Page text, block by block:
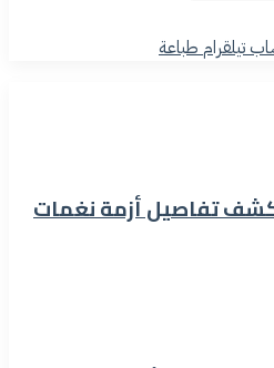
تيلقرامطباعة
تفاصيل أزمة نغمات